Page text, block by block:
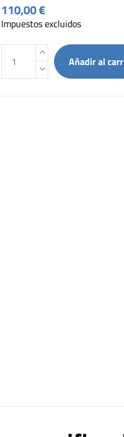
110,00 €
Impuestos excluidos
Añadir al